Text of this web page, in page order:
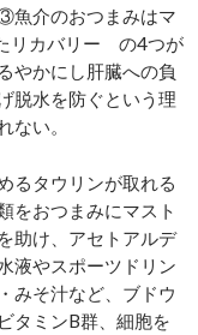
介のおつまみはマ
リカバリー の4つが
やかにし肝臓への負
脱水を防ぐという理
ない。
るタウリンが取れる
をおつまみにマスト
助け、アセトアルデ
液やスポーツドリン
みそ汁など、ブドウ
タミンB群、細胞を